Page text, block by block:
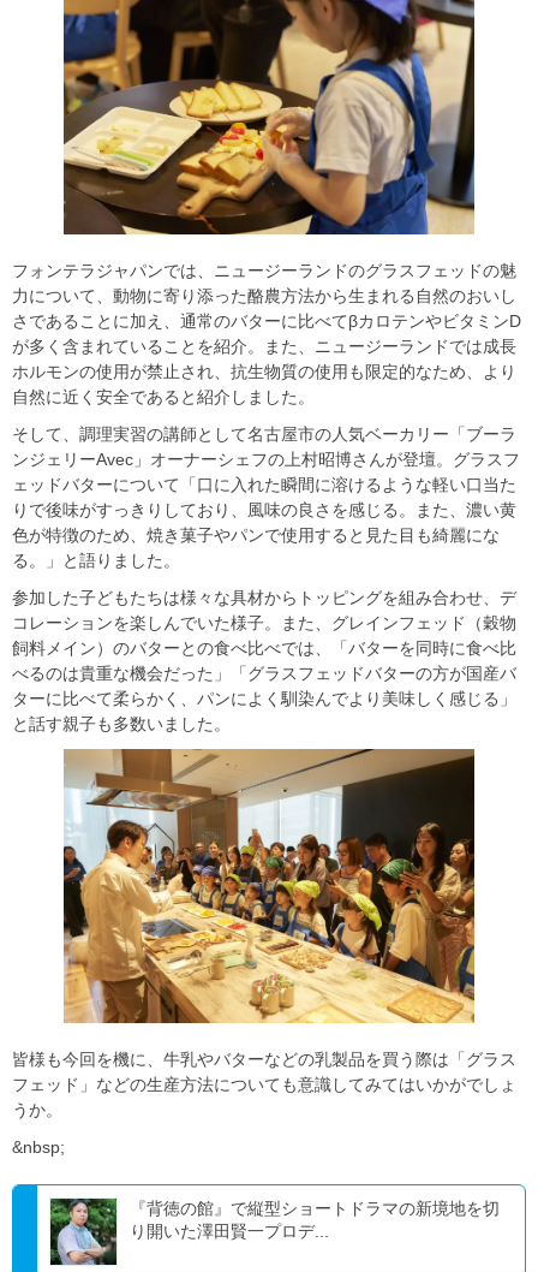
フォンテラジャパンでは、ニュージーランドのグラスフェッドの魅
⼒について、動物に寄り添った酪農⽅法から⽣まれる⾃然のおいし
さであることに加え、通常のバターに⽐べてβカロテンやビタミンD
が多く含まれていることを紹介。また、ニュージーランドでは成⻑
ホルモンの使⽤が禁⽌され、抗⽣物質の使⽤も限定的なため、より
⾃然に近く安全であると紹介しました。
そして、調理実習の講師として名古屋市の⼈気ベーカリー「ブーラ
ンジェリーAvec」オーナーシェフの上村昭博さんが登壇。グラスフ
ェッドバターについて「⼝に⼊れた瞬間に溶けるような軽い⼝当た
りで後味がすっきりしており、⾵味の良さを感じる。また、濃い⻩
⾊が特徴のため、焼き菓⼦やパンで使⽤すると⾒た⽬も綺麗にな
る。」と語りました。
参加した⼦どもたちは様々な具材からトッピングを組み合わせ、デ
コレーションを楽しんでいた様子。また、グレインフェッド（穀物
飼料メイン）のバターとの⾷べ⽐べでは、「バターを同時に⾷べ⽐
べるのは貴重な機会だった」「グラスフェッドバターの⽅が国産バ
ターに⽐べて柔らかく、パンによく馴染んでより美味しく感じる」
と話す親⼦も多数いました。
皆様も今回を機に、⽜乳やバターなどの乳製品を買う際は「グラス
フェッド」などの⽣産⽅法についても意識してみてはいかがでしょ
うか。
&nbsp;
『背徳の館』で縦型ショートドラマの新境地を切
り開いた澤田賢一プロデ...